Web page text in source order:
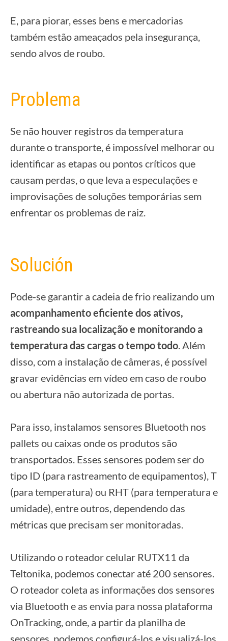
E, para piorar, esses bens e mercadorias
também estão ameaçados pela insegurança,
sendo alvos de roubo.
Problema
Se não houver registros da temperatura
durante o transporte, é impossível melhorar ou
identificar as etapas ou pontos críticos que
causam perdas, o que leva a especulações e
improvisações de soluções temporárias sem
enfrentar os problemas de raiz.
Solución
Pode-se garantir a cadeia de frio realizando um
acompanhamento eficiente dos ativos,
rastreando sua localização e monitorando a
temperatura das cargas o tempo todo . Além
disso, com a instalação de câmeras, é possível
gravar evidências em vídeo em caso de roubo
ou abertura não autorizada de portas.
Para isso, instalamos sensores Bluetooth nos
pallets ou caixas onde os produtos são
transportados. Esses sensores podem ser do
tipo ID (para rastreamento de equipamentos), T
(para temperatura) ou RHT (para temperatura e
umidade), entre outros, dependendo das
métricas que precisam ser monitoradas.
Utilizando o roteador celular RUTX11 da
Teltonika, podemos conectar até 200 sensores.
O roteador coleta as informações dos sensores
via Bluetooth e as envia para nossa plataforma
OnTracking, onde, a partir da planilha de
sensores, podemos configurá-los e visualizá-los